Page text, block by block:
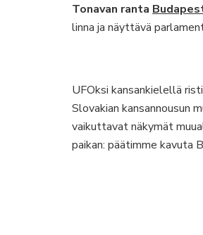
Tonavan ranta
linna ja näyttävä
UFOksi kansankielellä
Slovakian kansannousun
vaikuttavat näkymät
paikan: päätimme kavuta